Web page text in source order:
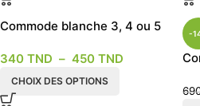
Commode blanche 3, 4 ou 5
340 TND – 450 TND
CHOIX DES OPTIONS
-